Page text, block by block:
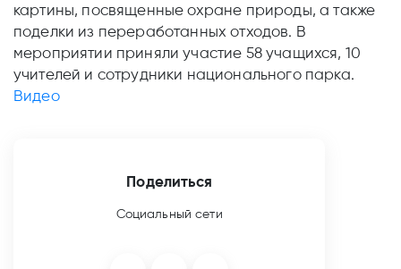
Поделиться
Социальный сети
картины, посвященные охране природы, а также
поделки из переработанных отходов. В
мероприятии приняли участие 58 учащихся, 10
учителей и сотрудники национального парка.
Видео